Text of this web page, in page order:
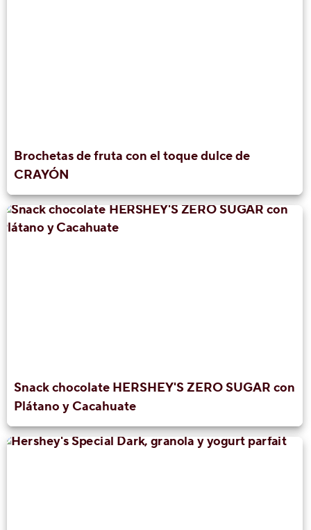
Brochetas de fruta con el toque dulce de
CRAYÓN
Snack chocolate HERSHEY'S ZERO SUGAR con
Plátano y Cacahuate